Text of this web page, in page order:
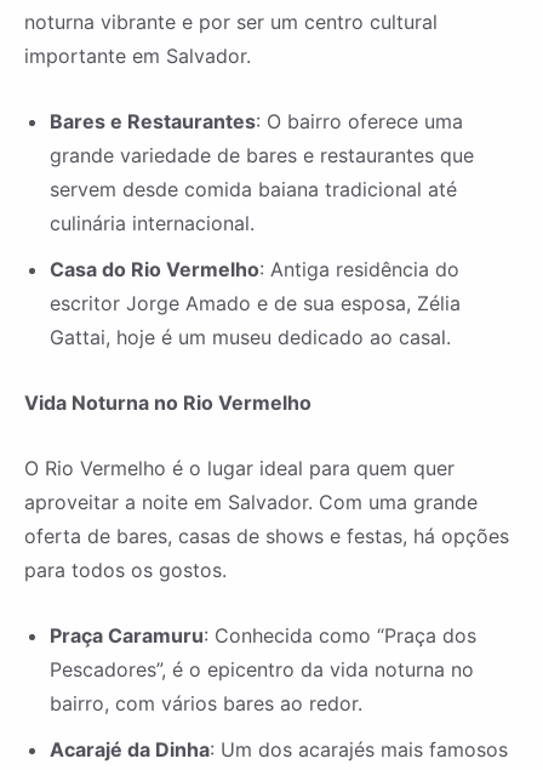
noturna vibrante e por ser um centro cultural
importante em Salvador.
Bares e Restaurantes: O bairro oferece uma
grande variedade de bares e restaurantes que
servem desde comida baiana tradicional até
culinária internacional.
Casa do Rio Vermelho: Antiga residência do
escritor Jorge Amado e de sua esposa, Zélia
Gattai, hoje é um museu dedicado ao casal.
Vida Noturna no Rio Vermelho
O Rio Vermelho é o lugar ideal para quem quer
aproveitar a noite em Salvador. Com uma grande
oferta de bares, casas de shows e festas, há opções
para todos os gostos.
Praça Caramuru: Conhecida como “Praça dos
Pescadores”, é o epicentro da vida noturna no
bairro, com vários bares ao redor.
Acarajé da Dinha: Um dos acarajés mais famosos